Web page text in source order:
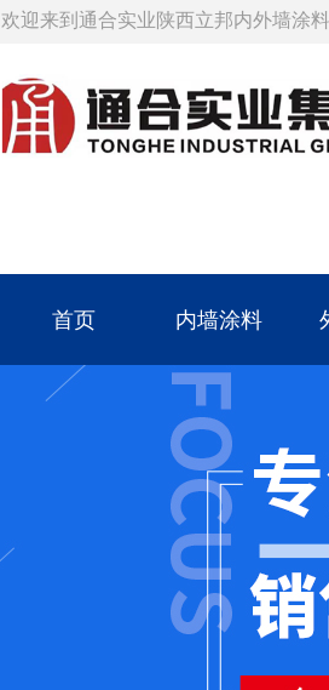
欢迎来到通合实业陕西立邦内外墙涂
首页 内墙涂料